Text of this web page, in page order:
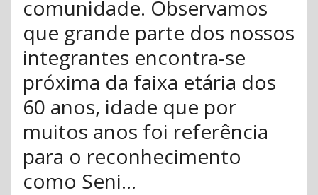
comunidade. Observamos
que grande parte dos nossos
integrantes encontra-se
próxima da faixa etária dos
60 anos, idade que por
muitos anos foi referência
para o reconhecimento
como Seni...